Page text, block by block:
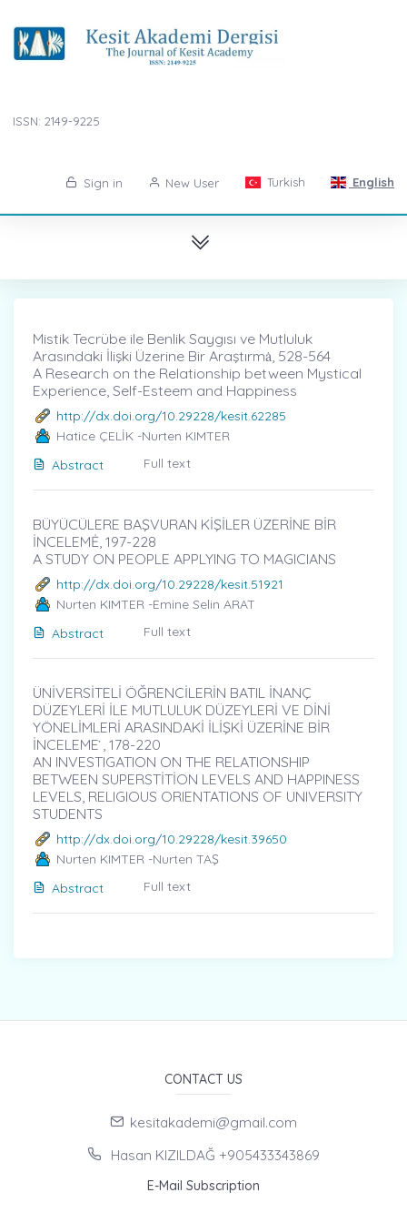
ISSN: 2149-9225
Sign in New User Turkish English
Mistik Tecrübe ile Benlik Saygısı ve Mutluluk
Arasındaki İlişki Üzerine Bir Araştırmȧ, 528-564
A Research on the Relationship between Mystical
Experience, Self-Esteem and Happiness
http://dx.doi.org/10.29228/kesit.62285
Hatice ÇELİK -Nurten KIMTER
Abstract
Full text
BÜYÜCÜLERE BAŞVURAN KİŞİLER ÜZERİNE BİR
İNCELEMĖ, 197-228
A STUDY ON PEOPLE APPLYING TO MAGICIANS
http://dx.doi.org/10.29228/kesit.51921
Nurten KIMTER -Emine Selin ARAT
Abstract
Full text
ÜNİVERSİTELİ ÖĞRENCİLERİN BATIL İNANÇ
DÜZEYLERİ İLE MUTLULUK DÜZEYLERİ VE DİNİ
YÖNELİMLERİ ARASINDAKİ İLİŞKİ ÜZERİNE BİR
İNCELEME ̇, 178-220
AN INVESTIGATION ON THE RELATIONSHIP
BETWEEN SUPERSTİTİON LEVELS AND HAPPINESS
LEVELS, RELIGIOUS ORIENTATIONS OF UNIVERSITY
STUDENTS
http://dx.doi.org/10.29228/kesit.39650
Nurten KIMTER -Nurten TAŞ
Abstract
Full text
CONTACT US
kesitakademi@gmail.com
Hasan KIZILDAĞ +905433343869
E-Mail Subscription